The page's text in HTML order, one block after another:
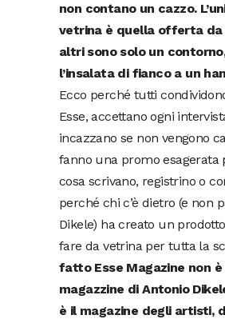
non contano un cazzo.
vetrina è quella offerta da
altri sono solo un
l’insalata di fianco a un
Ecco perché tutti
Esse, accettano ogni
incazzano se non vengono
fanno una promo esagerata
cosa scrivano, registrino o
perché chi c’è dietro (e non
Dikele) ha creato un
fare da vetrina per tutta la
fatto Esse Magazine non è
magazzine di Antonio
è il magazine degli artisti,